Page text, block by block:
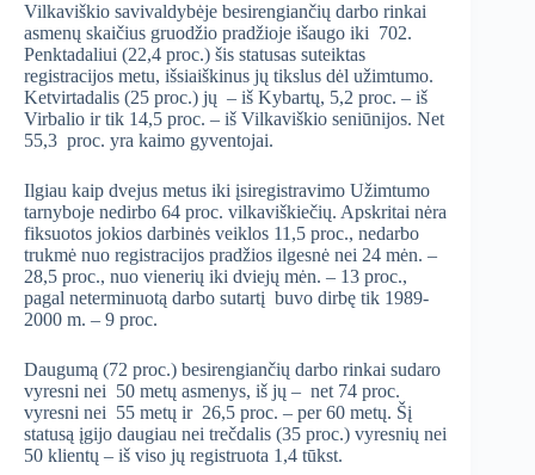
Vilkaviškio savivaldybėje besirengiančių darbo rinkai
asmenų skaičius gruodžio pradžioje išaugo iki 702.
Penktadaliui (22,4 proc.) šis statusas suteiktas
registracijos metu, išsiaiškinus jų tikslus dėl užimtumo.
Ketvirtadalis (25 proc.) jų – iš Kybartų, 5,2 proc. – iš
Virbalio ir tik 14,5 proc. – iš Vilkaviškio seniūnijos. Net
55,3 proc. yra kaimo gyventojai.
Ilgiau kaip dvejus metus iki įsiregistravimo Užimtumo
tarnyboje nedirbo 64 proc. vilkaviškiečių. Apskritai nėra
fiksuotos jokios darbinės veiklos 11,5 proc., nedarbo
trukmė nuo registracijos pradžios ilgesnė nei 24 mėn. –
28,5 proc., nuo vienerių iki dviejų mėn. – 13 proc.,
pagal neterminuotą darbo sutartį buvo dirbę tik 1989-
2000 m. – 9 proc.
Daugumą (72 proc.) besirengiančių darbo rinkai sudaro
vyresni nei 50 metų asmenys, iš jų – net 74 proc.
vyresni nei 55 metų ir 26,5 proc. – per 60 metų. Šį
statusą įgijo daugiau nei trečdalis (35 proc.) vyresnių nei
50 klientų – iš viso jų registruota 1,4 tūkst.